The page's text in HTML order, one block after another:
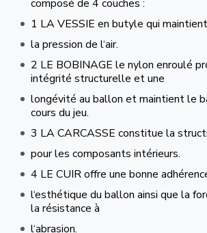
composé de 4 couches :
1 LA VESSIE en butyle qui maintient
la pression de l‘air.
2 LE BOBINAGE le nylon enroulé
intégrité structurelle et une
longévité au ballon et maintient le
cours du jeu.
3 LA CARCASSE constitue la
pour les composants intérieurs.
4 LE CUIR offre une bonne
l‘esthétique du ballon ainsi que la
la résistance à
l‘abrasion.